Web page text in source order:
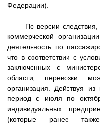
Федерации).
По версии
коммерческой
деятельность по
что в соответствии с
заключенных с
области, перевозки
организация. Действуя из
период с июля по
индивидуальных
(которые ранее